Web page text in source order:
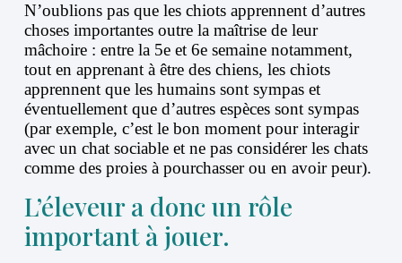
N’oublions pas que les chiots apprennent d’autres
choses importantes outre la maîtrise de leur
mâchoire : entre la 5e et 6e semaine notamment,
tout en apprenant à être des chiens, les chiots
apprennent que les humains sont sympas et
éventuellement que d’autres espèces sont sympas
(par exemple, c’est le bon moment pour interagir
avec un chat sociable et ne pas considérer les chats
comme des proies à pourchasser ou en avoir peur).
L’éleveur a donc un rôle
important à jouer.